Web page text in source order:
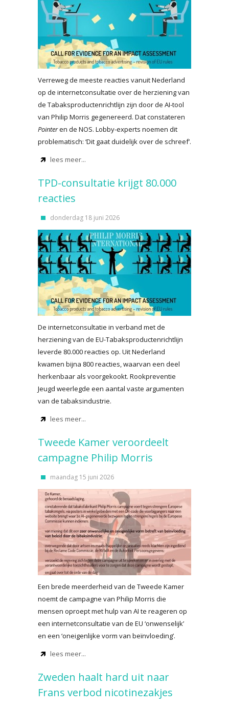
Verreweg de meeste reacties vanuit Nederland
op de internetconsultatie over de herziening van
de Tabaksproductenrichtlijn zijn door de AI-tool
van Philip Morris gegenereerd. Dat constateren
Pointeren de NOS. Lobby-experts noemen dit
problematisch: ‘Dit gaat duidelijk over de schreef’.
lees meer...
TPD-consultatie krijgt 80.000
reacties
donderdag 18 juni 2026
De internetconsultatie in verband met de
herziening van de EU-Tabaksproductenrichtlijn
leverde 80.000 reacties op. Uit Nederland
kwamen bijna 800 reacties, waarvan een deel
herkenbaar als voorgekookt. Rookpreventie
Jeugd weerlegde een aantal vaste argumenten
van de tabaksindustrie.
lees meer...
Tweede Kamer veroordeelt
campagne Philip Morris
maandag 15 juni 2026
Een brede meerderheid van de Tweede Kamer
noemt de campagne van Philip Morris die
mensen oproept met hulp van AI te reageren op
een internetconsultatie van de EU ‘onwenselijk’
en een ‘oneigenlijke vorm van beïnvloeding’.
lees meer...
Zweden haalt hard uit naar
Frans verbod nicotinezakjes